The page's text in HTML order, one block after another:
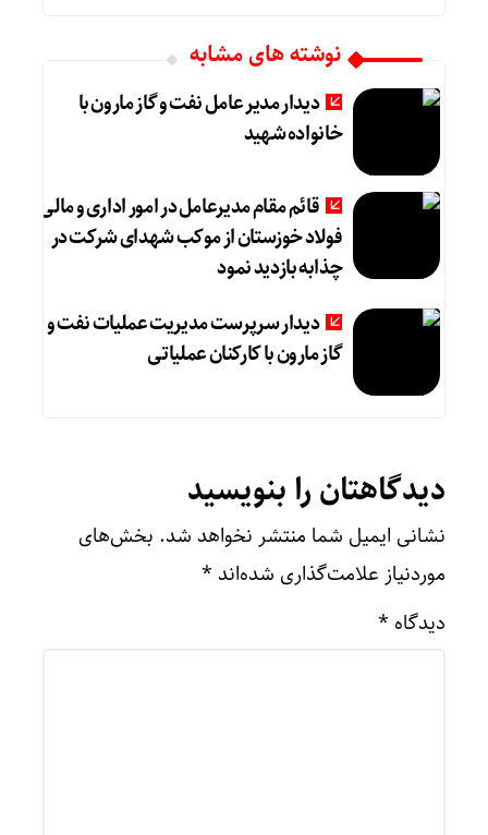
نوشته های مشابه
دیدار مدیر عامل نفت و گاز مارون با
خانواده شهید
قائم مقام مدیرعامل در امور اداری و مالی
فولاد خوزستان از موکب شهدای شرکت در
چذابه بازدید نمود
دیدار سرپرست مدیریت عملیات نفت و
گاز مارون با کارکنان عملیاتی
دیدگاهتان را بنویسید
نشانی ایمیل شما منتشر نخواهد شد. بخش‌های
موردنیاز علامت‌گذاری شده‌اند *
دیدگاه *